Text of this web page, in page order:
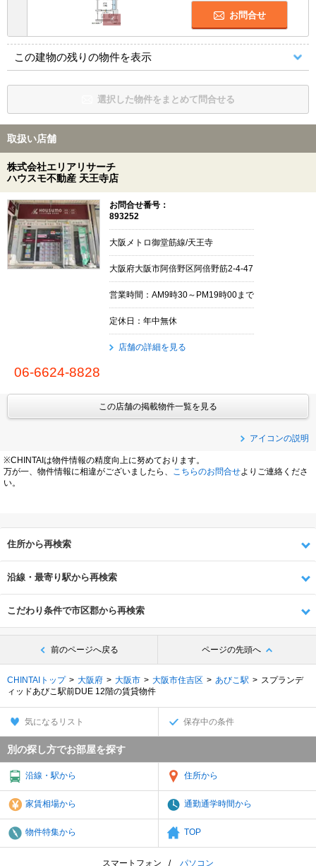
お問合せ
この建物の残りの物件を表示
選択した物件をまとめて問合せる
取扱い店舗
株式会社エリアリサーチ
ハウスモ不動産 天王寺店
お問合せ番号：
893252
大阪メトロ御堂筋線/天王寺
大阪府大阪市阿倍野区阿倍野筋2-4-47
営業時間：AM9時30～PM19時00まで
定休日：年中無休
店舗の詳細を見る
06-6624-8828
この店舗の掲載物件一覧を見る
アイコンの説明
※CHINTAIは物件情報の精度向上に努めております。
万が一、物件情報に相違がございましたら、
こちらのお問合せよりご連絡くださ
い。
住所から再検索
沿線・最寄り駅から再検索
こだわり条件で市区郡から再検索
前のページへ戻る ページの先頭へ
CHINTAIトップ 大阪府 大阪市 大阪市住吉区 あびこ駅
スプランデ
ィッドあびこ駅前DUE 12階の賃貸物件
気になるリスト 保存中の条件
別の探し方でお部屋を探す
沿線・駅から 住所から
家賃相場から 通勤通学時間から
物件特集から TOP
スマートフォン パソコン